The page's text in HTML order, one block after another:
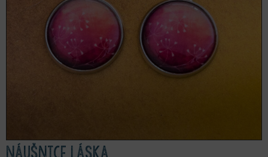
Náušnice Láska